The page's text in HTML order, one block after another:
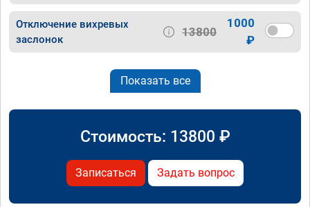
Отключение вихревых
заслонок
13800
1000
₽
Показать все
Стоимость: 13800 ₽
Записаться Задать вопрос